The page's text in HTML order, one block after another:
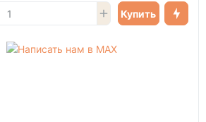
Купить